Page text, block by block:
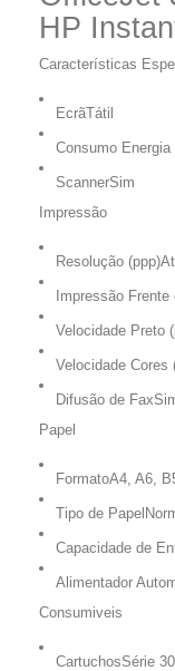
HP
Características
EcrãTátil
Consumo Energia
ScannerSim
Impressão
Resolução (ppp)
Impressão Frente
Velocidade Preto
Velocidade Cores
Difusão de Fax
Papel
FormatoA4, A6,
Tipo de Papel
Capacidade de
Alimentador
Consumiveis
CartuchosSérie